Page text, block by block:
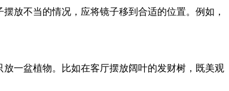
放不当的情况，应将镜子移到合适的位置。例如，
一盆植物。比如在客厅摆放阔叶的发财树，既美观